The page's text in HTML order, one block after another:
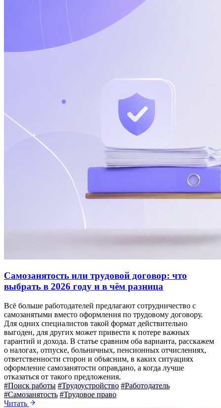
Самозанятость или трудовой договор: что
выбрать в 2026 году и в чём разница
Всё больше работодателей предлагают сотрудничество с
самозанятыми вместо оформления по трудовому договору.
Для одних специалистов такой формат действительно
выгоден, для других может привести к потере важных
гарантий и дохода. В статье сравним оба варианта, расскажем
о налогах, отпуске, больничных, пенсионных отчислениях,
ответственности сторон и объясним, в каких ситуациях
оформление самозанятости оправдано, а когда лучше
отказаться от такого предложения.
#Поиск работы #Трудоустройство #Работодатель
#Самозанятость #Трудовое право
Читать